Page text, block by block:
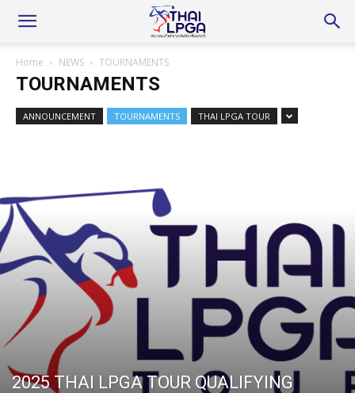
Home NEWS TOURNAMENTS
TOURNAMENTS
ANNOUNCEMENT TOURNAMENTS THAI LPGA TOUR
2025 THAI LPGA TOUR QUALIFYING